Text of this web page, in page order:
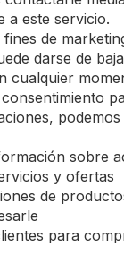
a este servicio.
de
darse de
cualquier
sobre
y ofertas
de
para